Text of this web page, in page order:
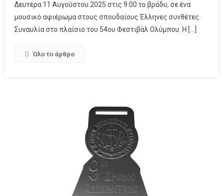
Δευτέρα 11 Αυγούστου 2025 στις 9:00 το βράδυ, σε ένα
μουσικό αφιέρωμα στους σπουδαίους Έλληνες συνθέτες.
Συναυλία στο πλαίσιο του 54ου Φεστιβάλ Ολύμπου. Η […]
Όλο το άρθρο